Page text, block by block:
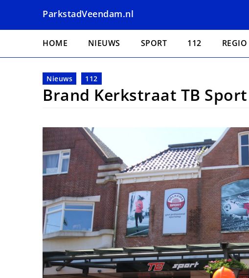
naar
ParkstadVeendam.nl
Hoofdnavigatie
HOME NIEUWS SPORT 112 REGIO
Nieuws 112
Brand Kerkstraat TB